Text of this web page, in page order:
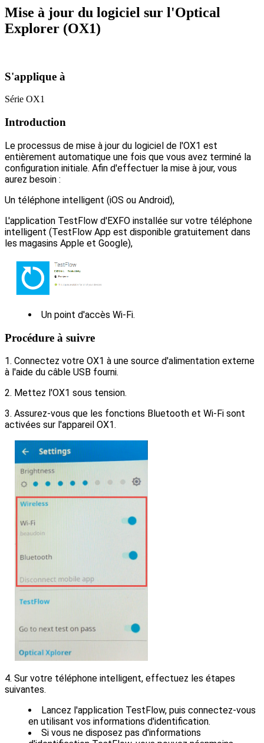
Mise à jour du logiciel sur l'Optical
Explorer (OX1)
S'applique à
Série OX1
Introduction
Le processus de mise à jour du logiciel de l'OX1 est
entièrement automatique une fois que vous avez terminé la
configuration initiale. Afin d'effectuer la mise à jour, vous
aurez besoin :
Un téléphone intelligent (iOS ou Android),
L'application TestFlow d'EXFO installée sur votre téléphone
intelligent (TestFlow App est disponible gratuitement dans
les magasins Apple et Google),
Un point d'accès Wi-Fi.
Procédure à suivre
1. Connectez votre OX1 à une source d'alimentation externe
à l'aide du câble USB fourni.
2. Mettez l'OX1 sous tension.
3. Assurez-vous que les fonctions Bluetooth et Wi-Fi sont
activées sur l'appareil OX1.
4. Sur votre téléphone intelligent, effectuez les étapes
suivantes.
Lancez l'application TestFlow, puis connectez-vous
en utilisant vos informations d'identification.
Si vous ne disposez pas d'informations